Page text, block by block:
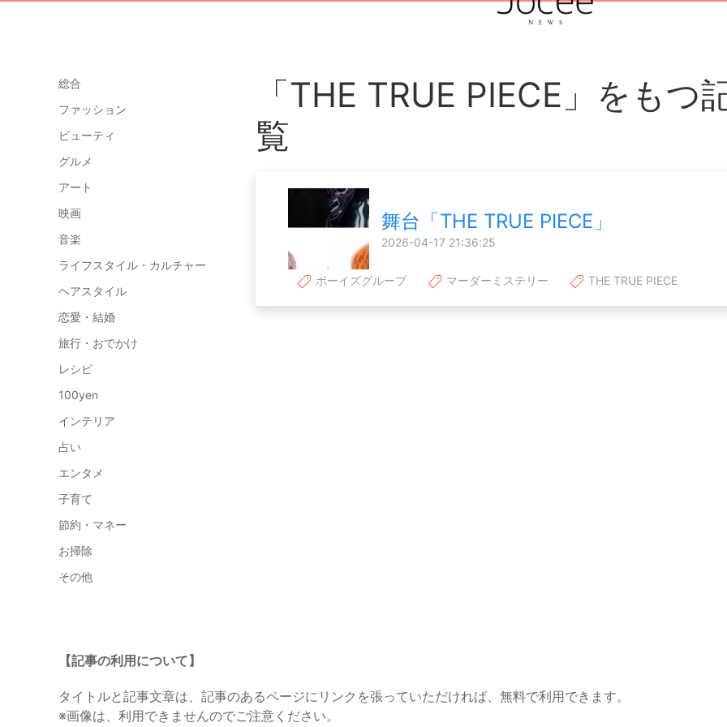
総合
ファッション
ビューティ
グルメ
アート
映画
音楽
ライフスタイル・カルチャー
ヘアスタイル
恋愛・結婚
旅行・おでかけ
レシピ
100yen
インテリア
占い
エンタメ
子育て
節約・マネー
お掃除
その他
「THE TRUE PIECE」をもつ
覧
舞台「THE TRUE PIECE」
2026-04-17 21:36:25
ボーイズグループ マーダーミステリー THE TRUE PIECE
【記事の利用について】
タイトルと記事文章は、記事のあるページにリンクを張っていただければ、無料で利用できます。
※画像は、利用できませんのでご注意ください。